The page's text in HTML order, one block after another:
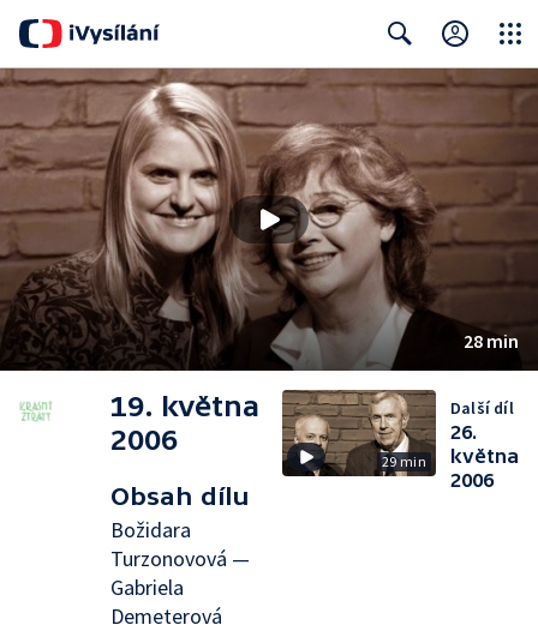
Search Close
28 min
19. května
2006
Obsah dílu
Božidara
Turzonovová —
Gabriela
Demeterová
29 min
Další díl
26.
května
2006